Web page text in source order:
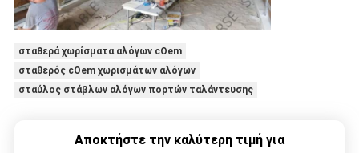
σταθερά χωρίσματα αλόγων cOem
σταθερός cOem χωρισμάτων αλόγων
σταύλος στάβλων αλόγων πορτών ταλάντευσης
Αποκτήστε την καλύτερη τιμή για